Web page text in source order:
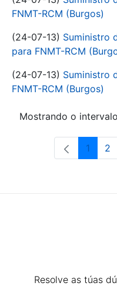
FNMT-RCM (Burgos)
(24-07-13) Suministro
para FNMT-RCM
(24-07-13) Suministro
FNMT-RCM (Burgos)
Mostrando o
Páxina
1 2
Resolve as túas